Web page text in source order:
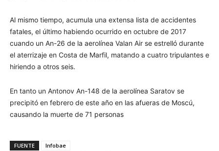
Al mismo tiempo, acumula una extensa lista de accidentes
fatales, el último habiendo ocurrido en octubre de 2017
cuando un An-26 de la aerolínea Valan Air se estrelló durante
el aterrizaje en Costa de Marfil, matando a cuatro tripulantes e
hiriendo a otros seis.
En tanto un Antonov An-148 de la aerolínea Saratov se
precipitó en febrero de este año en las afueras de Moscú,
causando la muerte de 71 personas
FUENTE
Infobae